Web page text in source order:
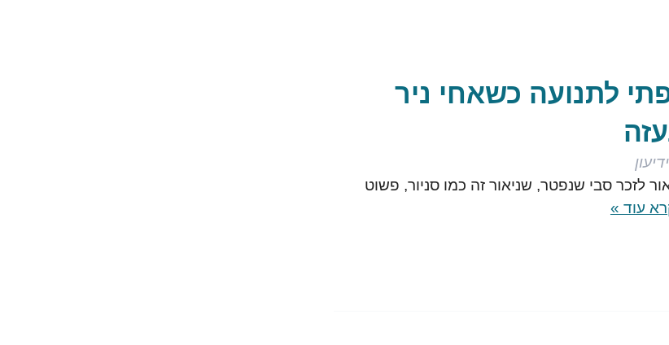
לתנועה כשאחי ניר
לזכר סבי שנפטר, שניאור זה כמו סניור, פשוט
עוד »